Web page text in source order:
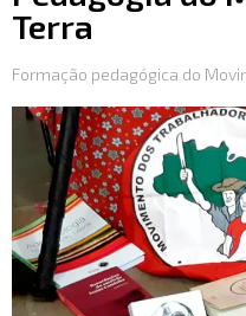
Terra
Formação pedagógica do